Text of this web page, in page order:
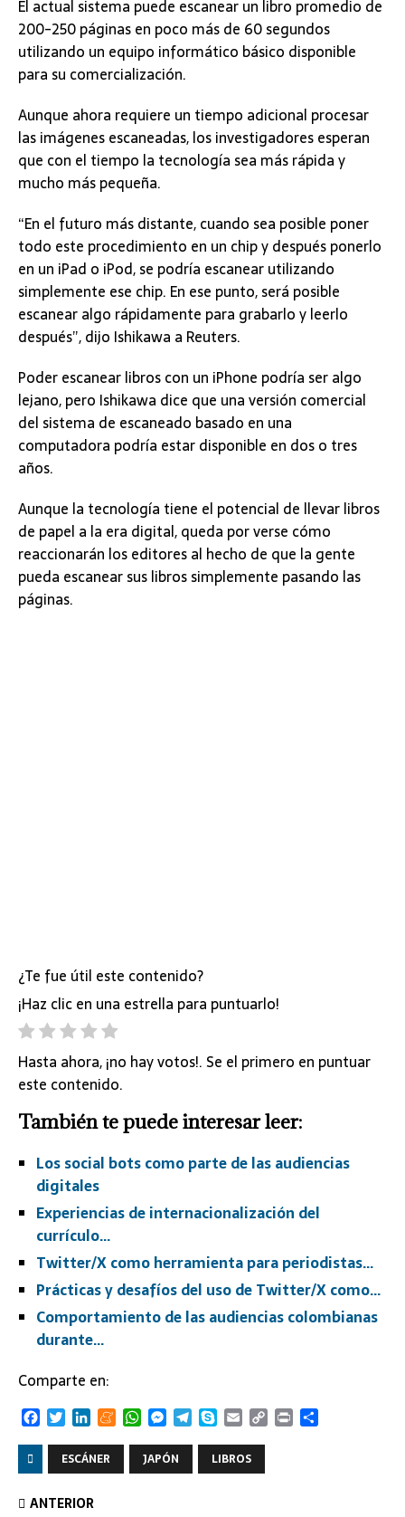
El actual sistema puede escanear un libro promedio de
200-250 páginas en poco más de 60 segundos
utilizando un equipo informático básico disponible
para su comercialización.
Aunque ahora requiere un tiempo adicional procesar
las imágenes escaneadas, los investigadores esperan
que con el tiempo la tecnología sea más rápida y
mucho más pequeña.
“En el futuro más distante, cuando sea posible poner
todo este procedimiento en un chip y después ponerlo
en un iPad o iPod, se podría escanear utilizando
simplemente ese chip. En ese punto, será posible
escanear algo rápidamente para grabarlo y leerlo
después”, dijo Ishikawa a Reuters.
Poder escanear libros con un iPhone podría ser algo
lejano, pero Ishikawa dice que una versión comercial
del sistema de escaneado basado en una
computadora podría estar disponible en dos o tres
años.
Aunque la tecnología tiene el potencial de llevar libros
de papel a la era digital, queda por verse cómo
reaccionarán los editores al hecho de que la gente
pueda escanear sus libros simplemente pasando las
páginas.
¿Te fue útil este contenido?
¡Haz clic en una estrella para puntuarlo!
Hasta ahora, ¡no hay votos!. Se el primero en puntuar
este contenido.
También te puede interesar leer:
Los social bots como parte de las audiencias
digitales
Experiencias de internacionalización del
currículo…
Twitter/X como herramienta para periodistas…
Prácticas y desafíos del uso de Twitter/X como…
Comportamiento de las audiencias colombianas
durante…
Comparte en:
F
e
o
T
i
t
e
L
n
k
d
M
e
W
a
t
M
s
s
T
e
S
y
p
E
a
i
C P
ESCÁNER JAPÓN LIBROS
ANTERIOR